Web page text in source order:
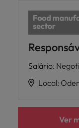
Salário:
Local:
Ver